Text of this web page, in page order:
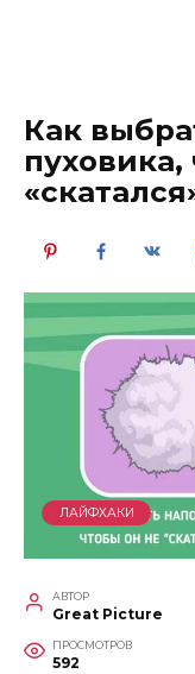
Как
ЛАЙФХАКИ
АВТОР
Great Picture
ПРОСМОТРОВ
592